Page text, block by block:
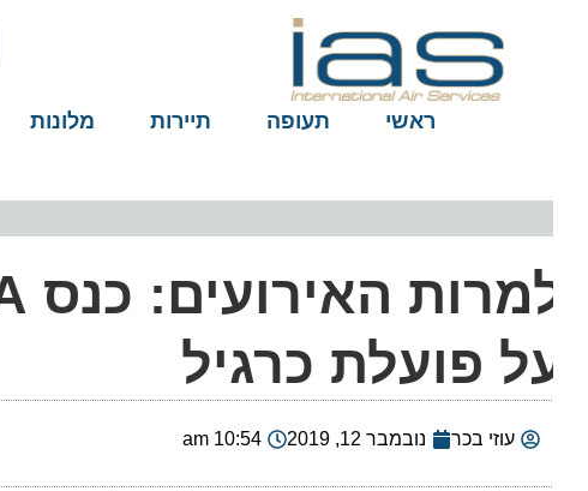
ראשי תעופה תיירות מלונות
פועלת כרגיל
עוזי בכר נובמבר 12, 2019 10:54 am